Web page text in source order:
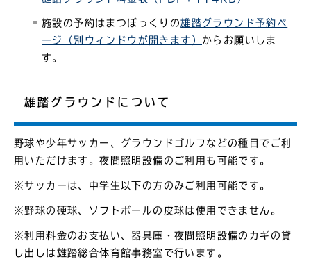
施設の予約はまつぼっくりの雄踏グラウンド予約ペ
ージ（別ウィンドウが開きます） からお願いしま
す。
雄踏グラウンドについて
野球や少年サッカー、グラウンドゴルフなどの種目でご利
用いただけます。夜間照明設備のご利用も可能です。
※サッカーは、中学生以下の方のみご利用可能です。
※野球の硬球、ソフトボールの皮球は使用できません。
※利用料金のお支払い、器具庫・夜間照明設備のカギの貸
し出しは雄踏総合体育館事務室で行います。